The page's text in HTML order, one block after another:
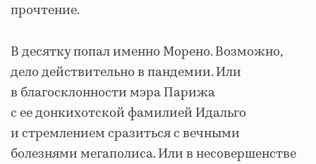
прочтение.
В десятку попал именно Морено. Возможно,
дело действительно в пандемии. Или
в благосклонности мэра Парижа
с ее донкихотской фамилией Идальго
и стремлением сразиться с вечными
болезнями мегаполиса. Или в несовершенстве